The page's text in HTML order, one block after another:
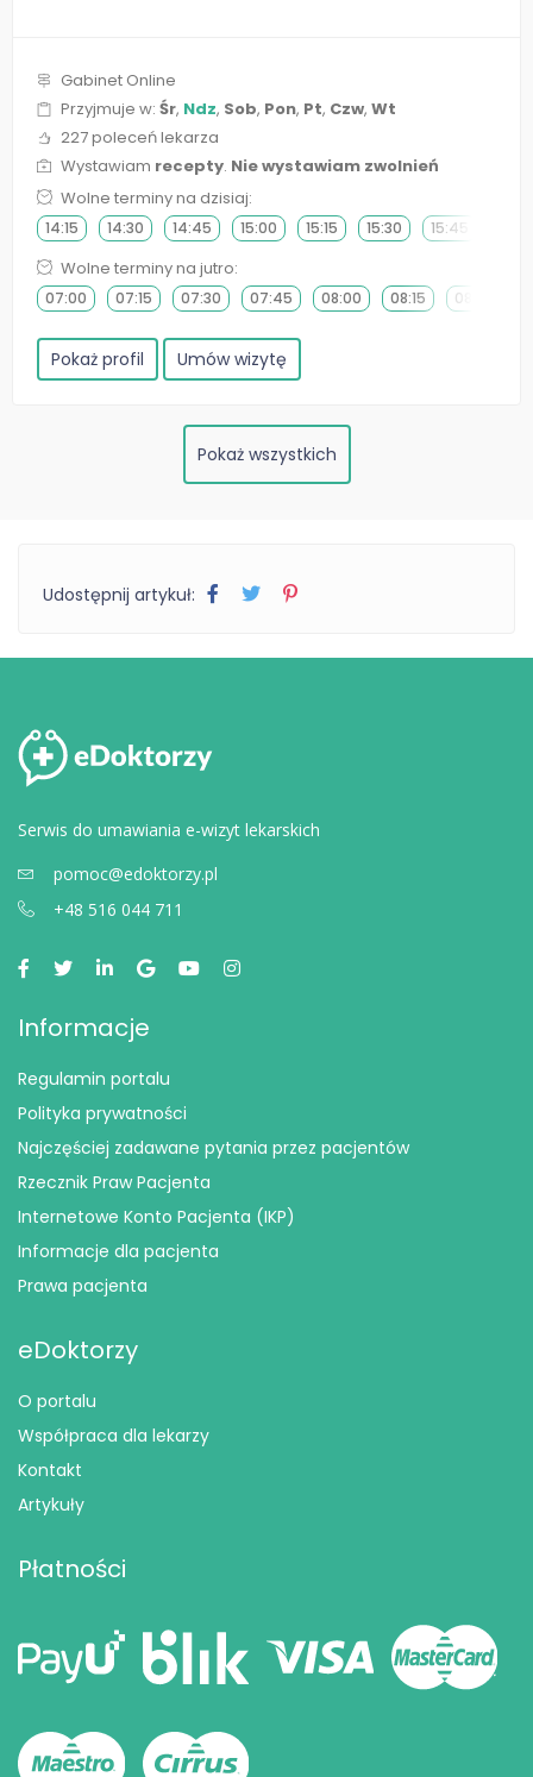
Gabinet Online
Przyjmuje w: Śr, Ndz, Sob, Pon, Pt, Czw, Wt
227 poleceń lekarza
Wystawiam recepty. Nie wystawiam zwolnień
Wolne terminy na dzisiaj:
14:15 14:30 14:45 15:00 15:15 15:30 15:45
Wolne terminy na jutro:
07:00 07:15 07:30 07:45 08:00 08:15 08:30
Pokaż profil Umów wizytę
Pokaż wszystkich
Udostępnij artykuł:
Serwis do umawiania e-wizyt lekarskich
pomoc@edoktorzy.pl
+48 516 044 711
Informacje
Regulamin portalu
Polityka prywatności
Najczęściej zadawane pytania przez pacjentów
Rzecznik Praw Pacjenta
Internetowe Konto Pacjenta (IKP)
Informacje dla pacjenta
Prawa pacjenta
eDoktorzy
O portalu
Współpraca dla lekarzy
Kontakt
Artykuły
Płatności